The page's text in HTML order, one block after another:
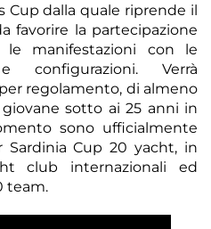
Cup dalla quale riprende il
favorire la partecipazione
manifestazioni con le
configurazioni. Verrà
regolamento, di almeno
sotto ai 25 anni in
sono ufficialmente
Sardinia Cup 20 yacht, in
club internazionali ed
team.